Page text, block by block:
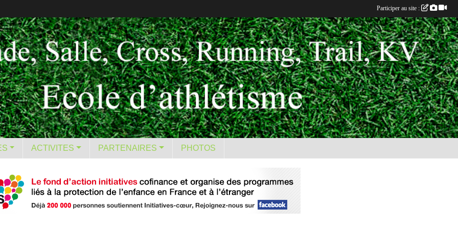
ACTIVITES PARTENAIRES PHOTOS
Participer au site :